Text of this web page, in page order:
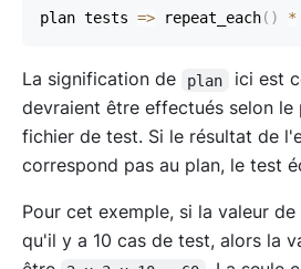
plan tests => repeat_each( ) *
La signification de plan
ici est
devraient être effectués selon le
fichier de test. Si le résultat de
correspond pas au plan, le test
Pour cet exemple, si la valeur de
qu'il y a 10 cas de test, alors la